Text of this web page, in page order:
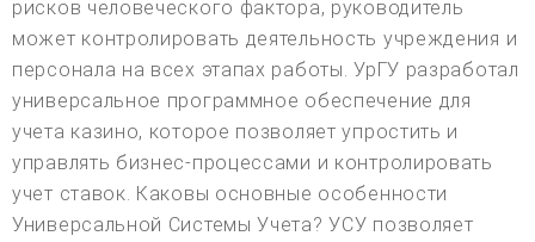
рисков человеческого фактора, руководитель
может контролировать деятельность учреждения и
персонала на всех этапах работы. УрГУ разработал
универсальное программное обеспечение для
учета казино, которое позволяет упростить и
управлять бизнес-процессами и контролировать
учет ставок. Каковы основные особенности
Универсальной Системы Учета? УСУ позволяет